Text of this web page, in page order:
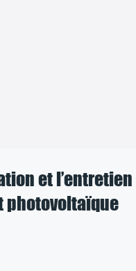
et l’entretien
photovoltaïque